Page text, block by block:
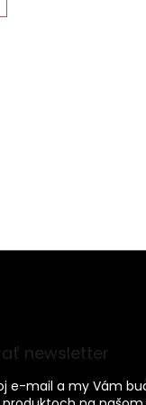
newsletter
e-mail a my Vám